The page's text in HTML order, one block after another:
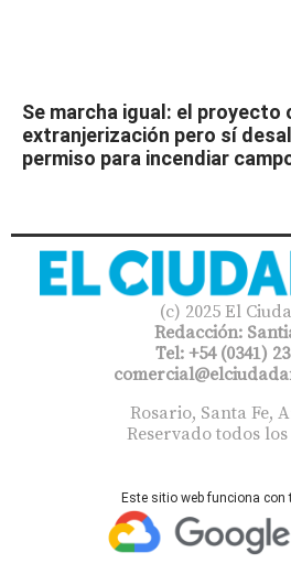
Se marcha igual: el proyecto
extranjerización pero sí
permiso para incendiar
(c) 2025 El
Redacción:
Tel: +54 (0341)
Rosario, Santa Fe,
Reservado todos
Este sitio web funciona con